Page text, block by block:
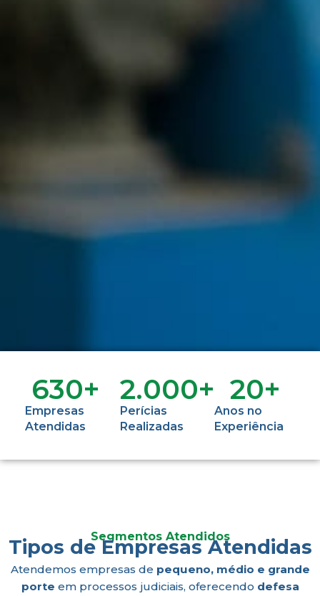
Empresas
Atendidas
630+
Perícias
Realizadas
2.000+
Anos no
Experiência
20+
Segmentos Atendidos
Tipos de Empresas Atendidas
Atendemos empresas de pequeno, médio e grande
porte em processos judiciais, oferecendo defesa